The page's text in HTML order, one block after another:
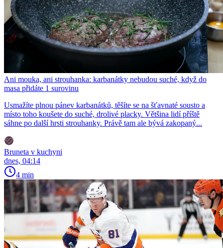
Ani mouka, ani strouhanka: karbanátky nebudou suché, když do
masa přidáte 1 surovinu
Usmažíte plnou pánev karbanátků, těšíte se na šťavnaté sousto a
místo toho koušete do suché, drolivé placky. Většina lidí příště
sáhne po další hrsti strouhanky. Právě tam ale bývá zakopaný...
Bruneta v kuchyni
dnes, 04:14
4 min